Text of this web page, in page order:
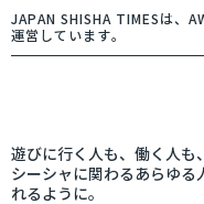
JAPAN SHISHA TIMESは、
運営しています。
遊びに行く人も、働く人も
シーシャに関わるあらゆる
れるように。